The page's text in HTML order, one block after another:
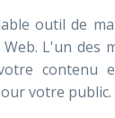
outil de
L'un des
contenu
votre public.